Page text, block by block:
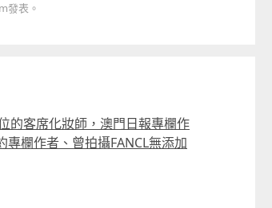
發表。
的客席化妝師，澳門日報專欄作
欄作者、曾拍攝FANCL無添加